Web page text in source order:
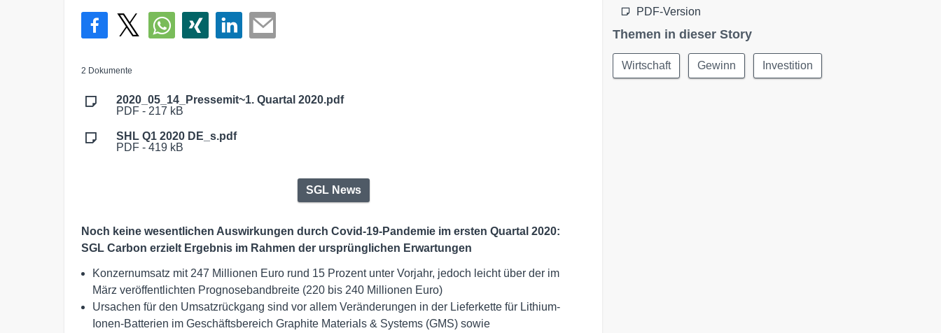
2 Dokumente
2020_05_14_Pressemit~1. Quartal 2020.pdf
PDF - 217 kB
SHL Q1 2020 DE_s.pdf
PDF - 419 kB
SGL News
Noch keine wesentlichen Auswirkungen durch Covid-19-Pandemie im ersten Quartal 2020:
SGL Carbon erzielt Ergebnis im Rahmen der ursprünglichen Erwartungen
Konzernumsatz mit 247 Millionen Euro rund 15 Prozent unter Vorjahr, jedoch leicht über der im
März veröffentlichten Prognosebandbreite (220 bis 240 Millionen Euro)
Ursachen für den Umsatzrückgang sind vor allem Veränderungen in der Lieferkette für Lithium-
Ionen-Batterien im Geschäftsbereich Graphite Materials & Systems (GMS) sowie
PDF-Version
Themen in dieser Story
Wirtschaft Gewinn Investition